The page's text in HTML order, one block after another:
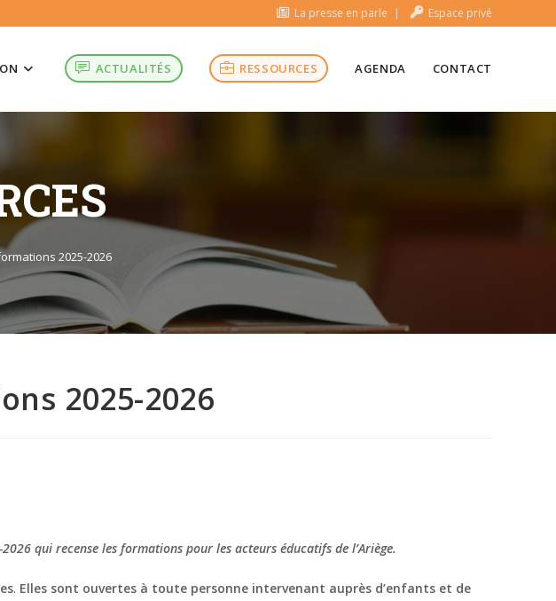
La presse en parle Espace privé
ACTUALITÉS RESSOURCES AGENDA CONTACT
2025-2026
2025-2026
qui recense les formations pour les acteurs éducatifs de l’Ariège.
. Elles sont ouvertes à toute personne intervenant auprès d’enfants et de